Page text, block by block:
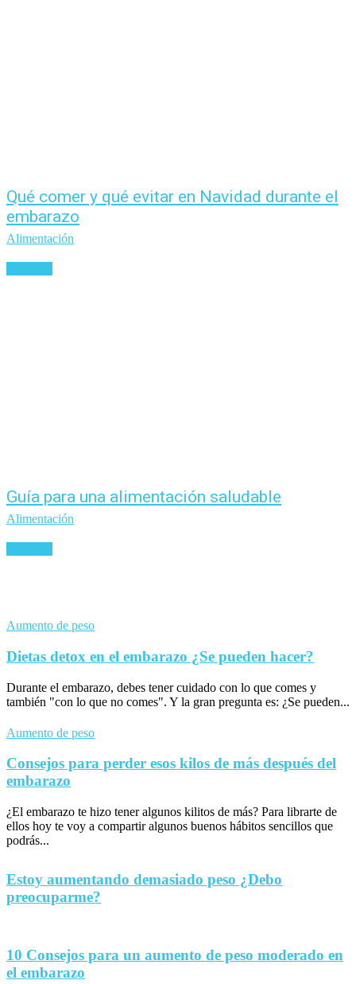
Qué comer y qué evitar en Navidad durante el
embarazo
Alimentación
Guía para una alimentación saludable
Alimentación
Aumento de peso
Dietas detox en el embarazo ¿Se pueden hacer?
Durante el embarazo, debes tener cuidado con lo que comes y
también "con lo que no comes". Y la gran pregunta es: ¿Se pueden...
Aumento de peso
Consejos para perder esos kilos de más después del
embarazo
¿El embarazo te hizo tener algunos kilitos de más? Para librarte de
ellos hoy te voy a compartir algunos buenos hábitos sencillos que
podrás...
Estoy aumentando demasiado peso ¿Debo
preocuparme?
10 Consejos para un aumento de peso moderado en
el embarazo